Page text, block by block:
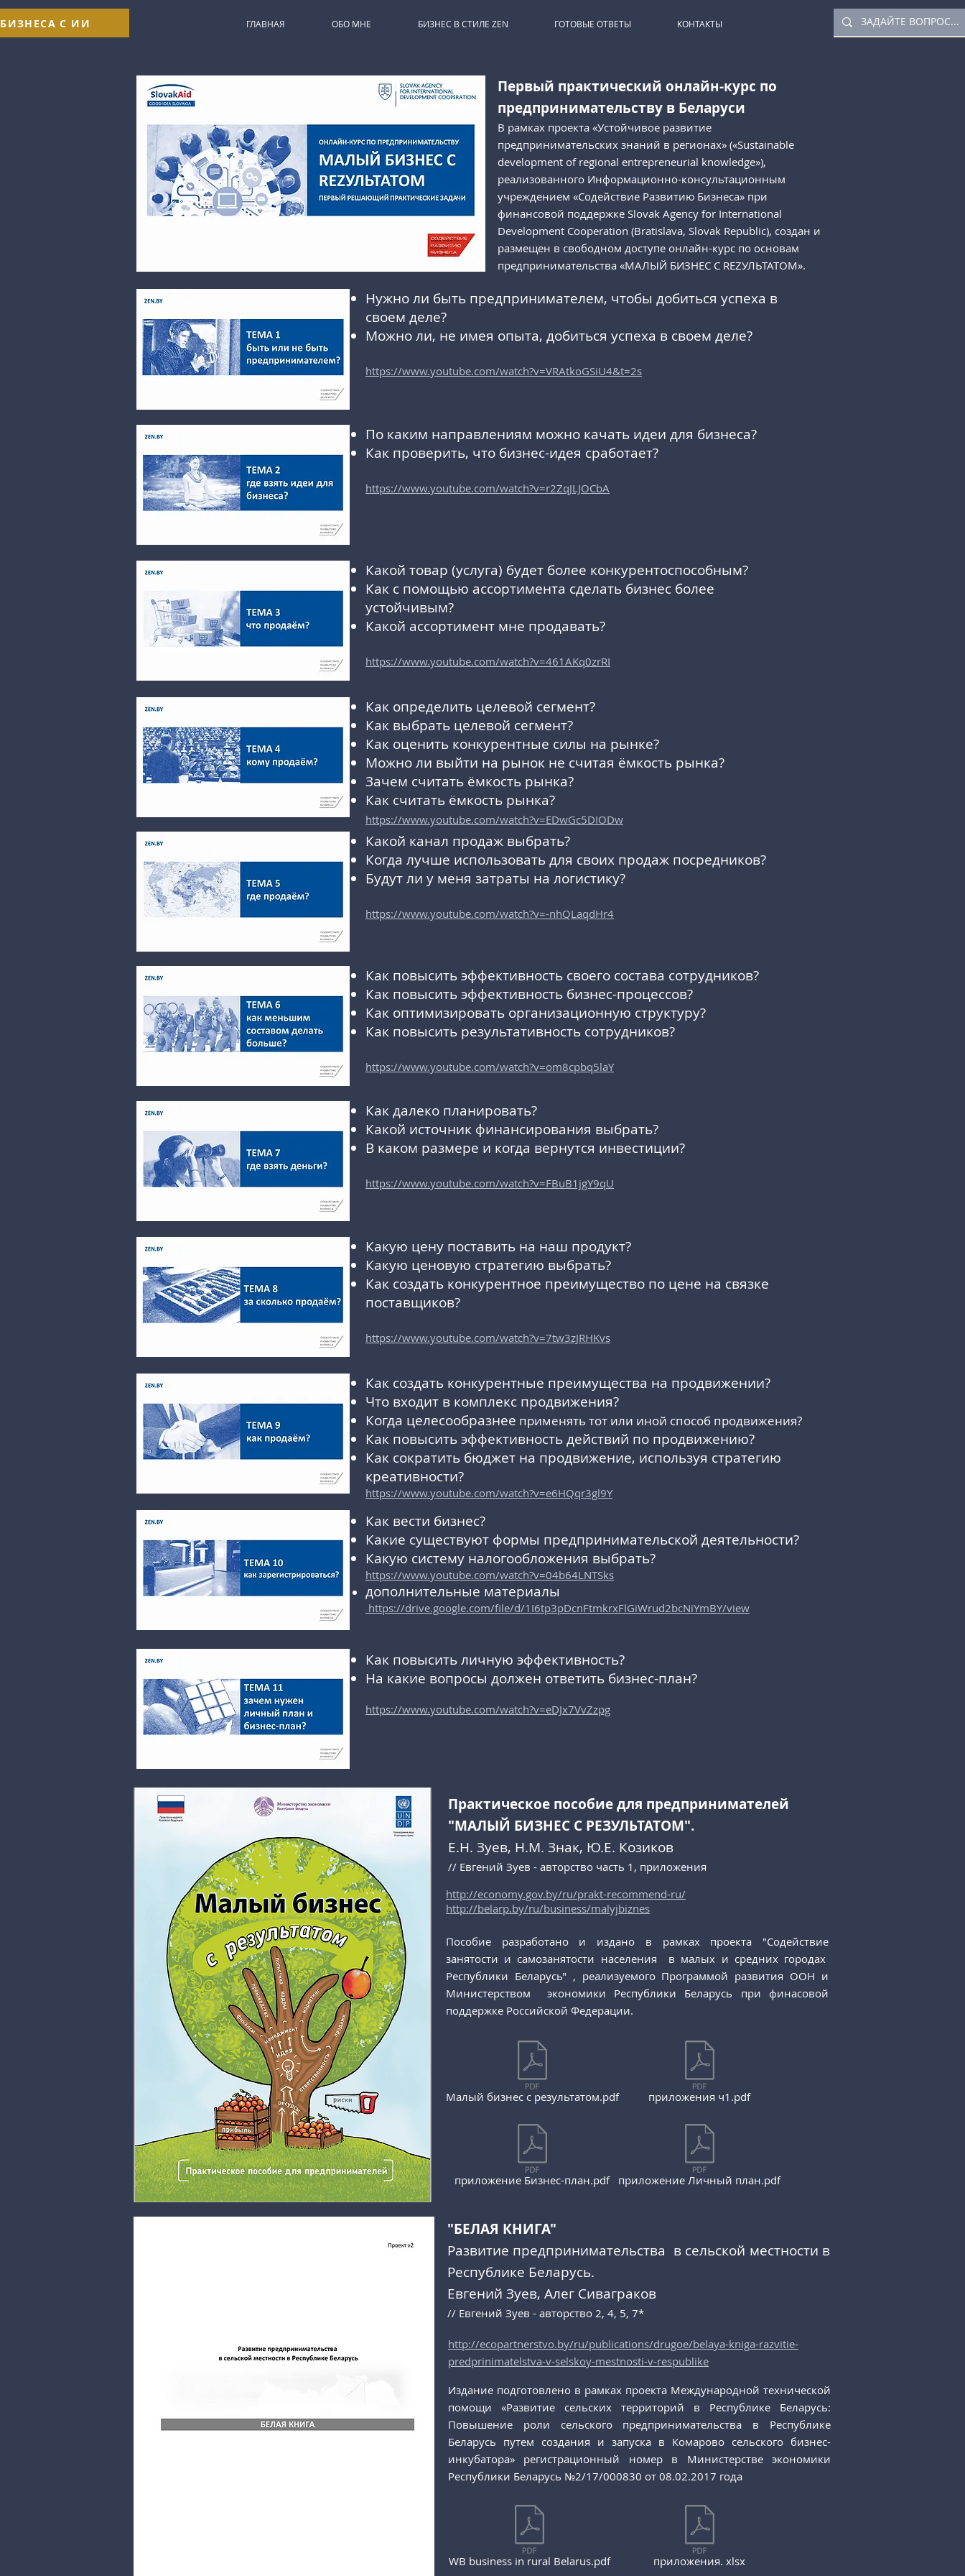
С ИИ ГЛАВНАЯ ОБО МНЕ БИЗНЕС В СТИЛЕ ZEN ГОТОВЫЕ ОТВЕТЫ КОНТАКТЫ
Первый практический онлайн-курс по
предпринимательству в Беларуси
В рамках проекта «Устойчивое развитие
предпринимательских знаний в регионах» («Sustainable
development of regional entrepreneurial knowledge»),
реализованного Информационно-консультационным
учреждением «Содействие Развитию Бизнеса» при
финансовой поддержке Slovak Agency for International
Development Cooperation (Bratislava, Slovak Republic), создан и
размещен в свободном доступе онлайн-курс по основам
предпринимательства «МАЛЫЙ БИЗНЕС С REZУЛЬТАТОМ».
Нужно ли быть предпринимателем, чтобы добиться успеха в
своем деле?
Можно ли, не имея опыта, добиться успеха в своем деле?
https://www.youtube.com/watch?v=VRAtkoGSiU4&t=2s
По каким направлениям можно качать идеи для бизнеса?
Как проверить, что бизнес-идея сработает?
https://www.youtube.com/watch?v=r2ZqJLJOCbA
Какой товар (услуга) будет более конкурентоспособным?
Как с помощью ассортимента сделать бизнес более
устойчивым?
Какой ассортимент мне продавать?
https://www.youtube.com/watch?v=461AKq0zrRI
Как определить целевой сегмент?
Как выбрать целевой сегмент?
Как оценить конкурентные силы на рынке?
Можно ли выйти на рынок не считая ёмкость рынка?
Зачем считать ёмкость рынка?
Как считать ёмкость рынка?
https://www.youtube.com/watch?v=EDwGc5DIODw
Какой канал продаж выбрать?
Когда лучше использовать для своих продаж посредников?
Будут ли у меня затраты на логистику?
https://www.youtube.com/watch?v=-nhQLaqdHr4
Как повысить эффективность своего состава сотрудников?
Как повысить эффективность бизнес-процессов?
Как оптимизировать организационную структуру?
Как повысить результативность сотрудников?
https://www.youtube.com/watch?v=om8cpbq5laY
Как далеко планировать?
Какой источник финансирования выбрать?
В каком размере и когда вернутся инвестиции?
https://www.youtube.com/watch?v=FBuB1jgY9qU
Какую цену поставить на наш продукт?
Какую ценовую стратегию выбрать?
Как создать конкурентное преимущество по цене на связке
поставщиков?
https://www.youtube.com/watch?v=7tw3zJRHKvs
Как создать конкурентные преимущества на продвижении?
Что входит в комплекс продвижения?
Когда целесообразнее применять тот или иной способ продвижения?
Как повысить эффективность действий по продвижению?
Как сократить бюджет на продвижение, используя стратегию
креативности?
https://www.youtube.com/watch?v=e6HQqr3gl9Y
Как вести бизнес?
Какие существуют формы предпринимательской деятельности?
Какую систему налогообложения выбрать?
https://www.youtube.com/watch?v=04b64LNTSks
дополнительные материалы
https://drive.google.com/file/d/1I6tp3pDcnFtmkrxFlGiWrud2bcNiYmBY/view
Как повысить личную эффективность?
На какие вопросы должен ответить бизнес-план?
https://www.youtube.com/watch?v=eDJx7VvZzpg
Практическое пособие для предпринимателей
"МАЛЫЙ БИЗНЕС С РЕЗУЛЬТАТОМ".
Е.Н. Зуев, Н.М. Знак, Ю.Е. Козиков
// Евгений Зуев - авторство часть 1, приложения
http://economy.gov.by/ru/prakt-recommend-ru/
http://belarp.by/ru/business/malyjbiznes
Пособие разработано и издано в рамках проекта "Содействие
занятости и самозанятости населения в малых и средних городах
Республики Беларусь" , реализуемого Программой развития ООН и
Министерством экономики Республики Беларусь при финасовой
поддержке Российской Федерации.
Малый бизнес с результатом.pdf приложения ч1.pdf
приложение Бизнес-план.pdf приложение Личный план.pdf
"БЕЛАЯ КНИГА"
Развитие предпринимательства в сельской местности в
Республике Беларусь.
Евгений Зуев, Алег Сиваграков
// Евгений Зуев - авторство 2, 4, 5, 7*
http://ecopartnerstvo.by/ru/publications/drugoe/belaya-kniga-razvitie-
predprinimatelstva-v-selskoy-mestnosti-v-respublike
Издание подготовлено в рамках проекта Международной технической
помощи «Развитие сельских территорий в Республике Беларусь:
Повышение роли сельского предпринимательства в Республике
Беларусь путем создания и запуска в Комарово сельского бизнес-
инкубатора» регистрационный номер в Министерстве экономики
Республики Беларусь №2/17/000830 от 08.02.2017 года
WB business in rural Belarus.pdf приложения. xlsx